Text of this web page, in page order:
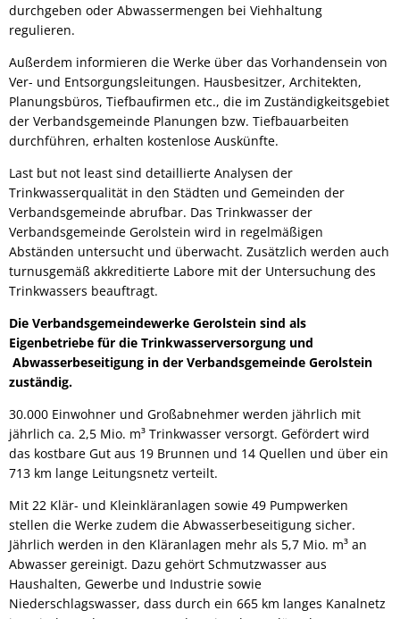
durchgeben oder Abwassermengen bei Viehhaltung
regulieren.
Außerdem informieren die Werke über das Vorhandensein von
Ver- und Entsorgungsleitungen. Hausbesitzer, Architekten,
Planungsbüros, Tiefbaufirmen etc., die im Zuständigkeitsgebiet
der Verbandsgemeinde Planungen bzw. Tiefbauarbeiten
durchführen, erhalten kostenlose Auskünfte.
Last but not least sind detaillierte Analysen der
Trinkwasserqualität in den Städten und Gemeinden der
Verbandsgemeinde abrufbar. Das Trinkwasser der
Verbandsgemeinde Gerolstein wird in regelmäßigen
Abständen untersucht und überwacht. Zusätzlich werden auch
turnusgemäß akkreditierte Labore mit der Untersuchung des
Trinkwassers beauftragt.
Die Verbandsgemeindewerke Gerolstein sind als
Eigenbetriebe für die Trinkwasserversorgung und
Abwasserbeseitigung in der Verbandsgemeinde Gerolstein
zuständig.
30.000 Einwohner und Großabnehmer werden jährlich mit
jährlich ca. 2,5 Mio. m³ Trinkwasser versorgt. Gefördert wird
das kostbare Gut aus 19 Brunnen und 14 Quellen und über ein
713 km lange Leitungsnetz verteilt.
Mit 22 Klär- und Kleinkläranlagen sowie 49 Pumpwerken
stellen die Werke zudem die Abwasserbeseitigung sicher.
Jährlich werden in den Kläranlagen mehr als 5,7 Mio. m³ an
Abwasser gereinigt. Dazu gehört Schmutzwasser aus
Haushalten, Gewerbe und Industrie sowie
Niederschlagswasser, dass durch ein 665 km langes Kanalnetz